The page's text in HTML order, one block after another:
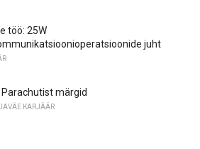
töö: 25W
juht
märgid
KARJÄÄR